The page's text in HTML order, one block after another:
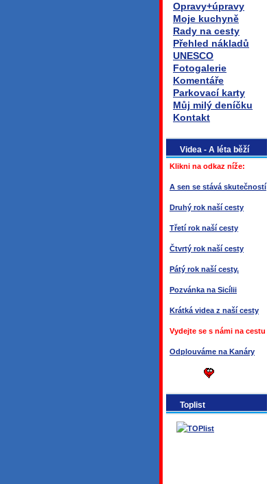
Opravy+úpravy
Moje kuchyně
Rady na cesty
Přehled nákladů
UNESCO
Fotogalerie
Komentáře
Parkovací karty
Můj milý deníčku
Kontakt
Videa - A léta běží
Klikni na odkaz níže:
A sen se stává skutečností
Druhý rok naší cesty
Třetí rok naší cesty
Čtvrtý rok naší cesty
Pátý rok naší cesty.
Pozvánka na Sicílii
Krátká videa z naší cesty
Vydejte se s námi na cestu
Odplouváme na Kanáry
Toplist